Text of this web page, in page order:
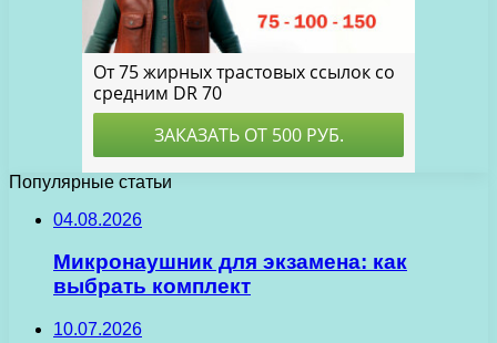
Популярные статьи
04.08.2026
Микронаушник для экзамена: как
выбрать комплект
10.07.2026